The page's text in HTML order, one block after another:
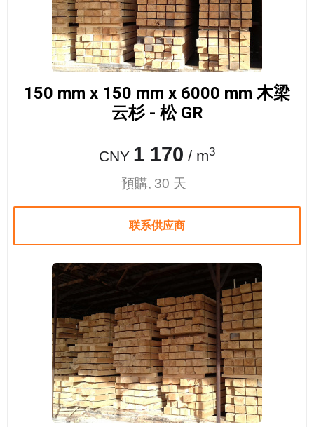
150 mm x 150 mm x 6000 mm 木梁
云杉 - 松 GR
CNY 1 170 / m3
預購, 30 天
联系供应商